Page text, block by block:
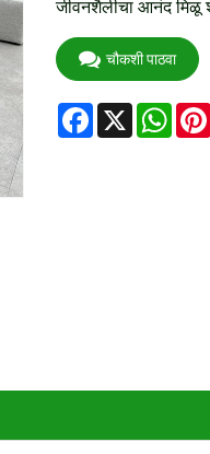
जीवनशैलीचा आनंद
चौकशी पाठवा
Facebook
X